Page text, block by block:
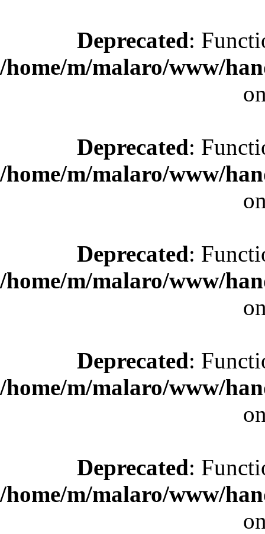
Deprecated:
/home/m/malaro/www/
Deprecated:
/home/m/malaro/www/
Deprecated:
/home/m/malaro/www/
Deprecated:
/home/m/malaro/www/
Deprecated:
/home/m/malaro/www/